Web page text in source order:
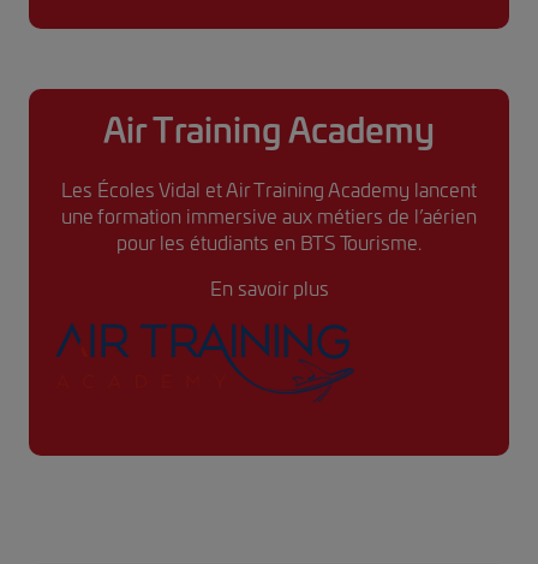
Air Training Academy
Les Écoles Vidal et Air Training Academy lancent
une formation immersive aux métiers de l’aérien
pour les étudiants en BTS Tourisme.
En savoir plus